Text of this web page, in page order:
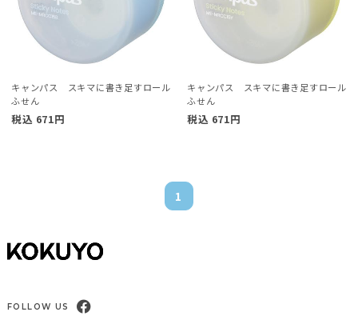
キャンパス スキマに書き足すロール
ふせん
税込 671円
キャンパス スキマに書き足すロール
ふせん
税込 671円
1
FOLLOW US